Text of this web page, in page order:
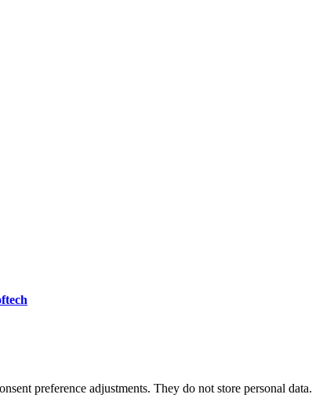
preference adjustments. They do not store personal data.